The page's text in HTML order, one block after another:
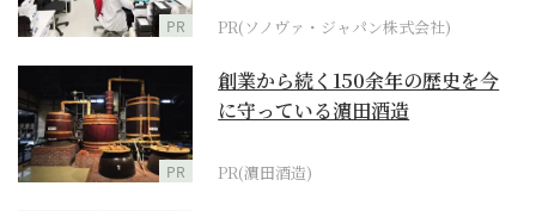
PR PR(ソノヴァ・ジャパン株式会社)
PR
創業から続く150余年の歴史を今
に守っている濵田酒造
PR(濵田酒造)